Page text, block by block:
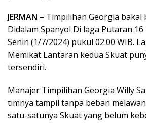
JERMAN – Timpilihan Georgia bakal
Didalam Spanyol Di laga Putaran
Senin (1/7/2024) pukul 02.00 WIB.
Memikat Lantaran kedua Skuat
tersendiri.
Manajer Timpilihan Georgia Willy
timnya tampil tanpa beban
satu-satunya Skuat yang belum